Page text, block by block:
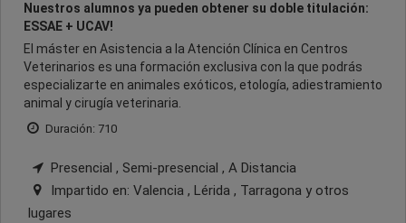
Nuestros alumnos ya pueden obtener su doble titulación:
ESSAE + UCAV!
El máster en Asistencia a la Atención Clínica en Centros
Veterinarios es una formación exclusiva con la que podrás
especializarte en animales exóticos, etología, adiestramiento
animal y cirugía veterinaria.
Duración: 710
Presencial , Semi-presencial , A Distancia
Impartido en: Valencia , Lérida , Tarragona y otros
lugares